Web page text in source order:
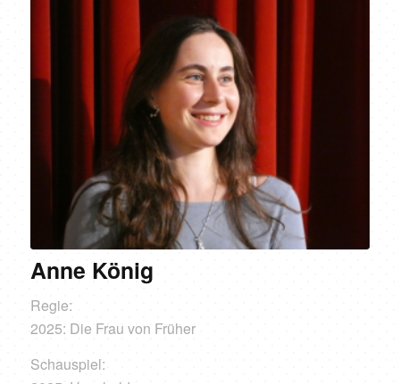
Anne König
Regie:
2025: Die Frau von Früher
Schauspiel: